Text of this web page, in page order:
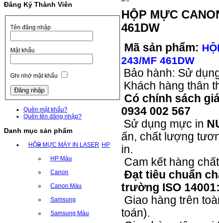
Đăng Ký Thành Viên
Tên đăng nhập
Mật khẩu
Ghi nhớ mật khẩu
Quên mật khẩu?
Quên tên đăng nhập?
Danh mục sản phẩm
HỘP MỰC MÁY IN LASER HP
HP Màu
Canon
Canon Màu
Samsung
Samsung Màu
HỘP MỰC
461DW
Mã sản phẩm:
243/MF 461DW
Bảo hành: Sử
Khách hàng thân
Có chính sách
0934 002 567
Sử dụng mực in
ấn, chất lượng
in.
Cam kết hàng
Đạt tiêu chuẩn
trường ISO
Giao hàng trên
toán).